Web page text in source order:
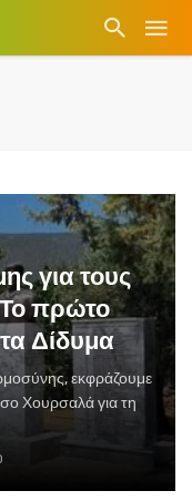
για τους
πρώτο
Δίδυμα
εκφράζουμε
Χουρσαλά για τη